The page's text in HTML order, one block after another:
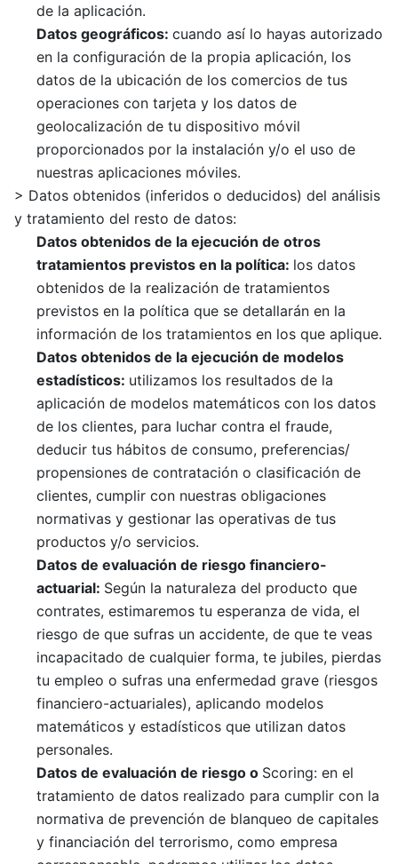
de la aplicación.
Datos geográficos: cuando así lo hayas autorizado
en la configuración de la propia aplicación, los
datos de la ubicación de los comercios de tus
operaciones con tarjeta y los datos de
geolocalización de tu dispositivo móvil
proporcionados por la instalación y/o el uso de
nuestras aplicaciones móviles.
> Datos obtenidos (inferidos o deducidos) del análisis
y tratamiento del resto de datos:
Datos obtenidos de la ejecución de otros
tratamientos previstos en la política: los datos
obtenidos de la realización de tratamientos
previstos en la política que se detallarán en la
información de los tratamientos en los que aplique.
Datos obtenidos de la ejecución de modelos
estadísticos: utilizamos los resultados de la
aplicación de modelos matemáticos con los datos
de los clientes, para luchar contra el fraude,
deducir tus hábitos de consumo, preferencias/
propensiones de contratación o clasificación de
clientes, cumplir con nuestras obligaciones
normativas y gestionar las operativas de tus
productos y/o servicios.
Datos de evaluación de riesgo financiero-
actuarial: Según la naturaleza del producto que
contrates, estimaremos tu esperanza de vida, el
riesgo de que sufras un accidente, de que te veas
incapacitado de cualquier forma, te jubiles, pierdas
tu empleo o sufras una enfermedad grave (riesgos
financiero-actuariales), aplicando modelos
matemáticos y estadísticos que utilizan datos
personales.
Datos de evaluación de riesgo o Scoring: en el
tratamiento de datos realizado para cumplir con la
normativa de prevención de blanqueo de capitales
y financiación del terrorismo, como empresa